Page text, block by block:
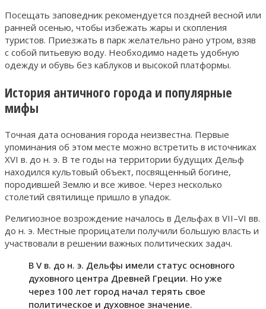
Посещать заповедник рекомендуется поздней весной или
ранней осенью, чтобы избежать жары и скопления
туристов. Приезжать в парк желательно рано утром, взяв
с собой питьевую воду. Необходимо надеть удобную
одежду и обувь без каблуков и высокой платформы.
История античного города и популярные
мифы
Точная дата основания города неизвестна. Первые
упоминания об этом месте можно встретить в источниках
XVI в. до н. э. В те годы на территории будущих Дельф
находился культовый объект, посвященный богине,
породившей Землю и все живое. Через несколько
столетий святилище пришло в упадок.
Религиозное возрождение началось в Дельфах в VII–VI вв.
до н. э. Местные прорицатели получили большую власть и
участвовали в решении важных политических задач.
В V в. до н. э. Дельфы имели статус основного
духовного центра Древней Греции. Но уже
через 100 лет город начал терять свое
политическое и духовное значение.